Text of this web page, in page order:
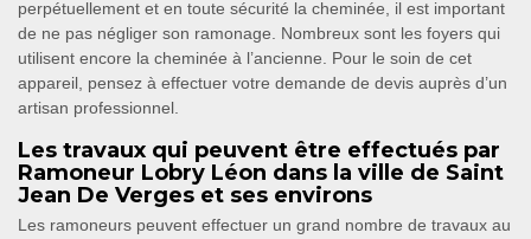
perpétuellement et en toute sécurité la cheminée, il est important
de ne pas négliger son ramonage. Nombreux sont les foyers qui
utilisent encore la cheminée à l’ancienne. Pour le soin de cet
appareil, pensez à effectuer votre demande de devis auprès d’un
artisan professionnel.
Les travaux qui peuvent être effectués par
Ramoneur Lobry Léon dans la ville de Saint
Jean De Verges et ses environs
Les ramoneurs peuvent effectuer un grand nombre de travaux au